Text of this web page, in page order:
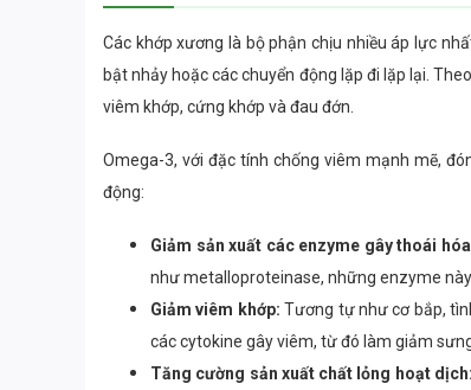
Các khớp xương là bộ phận chịu nhiều áp lực
bật nhảy hoặc các chuyển động lặp đi lặp lại.
viêm khớp, cứng khớp và đau đớn.
Omega-3, với đặc tính chống viêm mạnh mẽ,
động:
Giảm sản xuất các enzyme gây thoái
như metalloproteinase, những enzyme này
Giảm viêm khớp: Tương tự như cơ bắp,
các cytokine gây viêm, từ đó làm giảm
Tăng cường sản xuất chất lỏng hoạt dịch: